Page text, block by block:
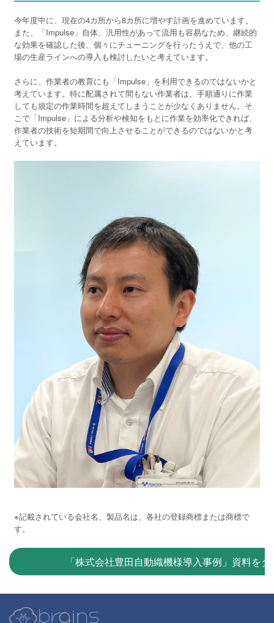
今年度中に、現在の4カ所から8カ所に増やす計画を進めています。
また、「Impulse」自体、汎用性があって流用も容易なため、継続的
な効果を確認した後、個々にチューニングを行ったうえで、他の工
場の生産ラインへの導入も検討したいと考えています。
さらに、作業者の教育にも「Impulse」を利用できるのではないかと
考えています。特に配属されて間もない作業者は、手順通りに作業
しても規定の作業時間を超えてしまうことが少なくありません。そ
こで「Impulse」による分析や検知をもとに作業を効率化できれば、
作業者の技術を短期間で向上させることができるのではないかと考
えています。
※記載されている会社名、製品名は、各社の登録商標または商標で
す。
「株式会社豊田自動織機様導入事例」資料を